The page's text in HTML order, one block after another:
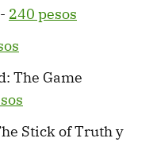
240 pesos
The Game
Stick of Truth y